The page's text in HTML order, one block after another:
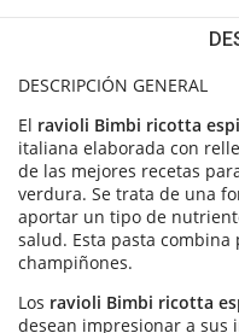
DESCRIPCIÓN GENERAL
El ravioli Bimbi ricotta
italiana elaborada con
de las mejores recetas
verdura. Se trata de una
aportar un tipo de
salud. Esta pasta
champiñones.
Los ravioli Bimbi ricotta
desean impresionar a sus